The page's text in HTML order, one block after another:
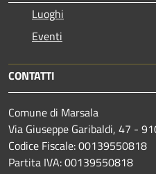
Luoghi
Eventi
CONTATTI
Comune di Marsala
Via Giuseppe Garibaldi, 47 -
Codice Fiscale: 00139550818
Partita IVA: 00139550818